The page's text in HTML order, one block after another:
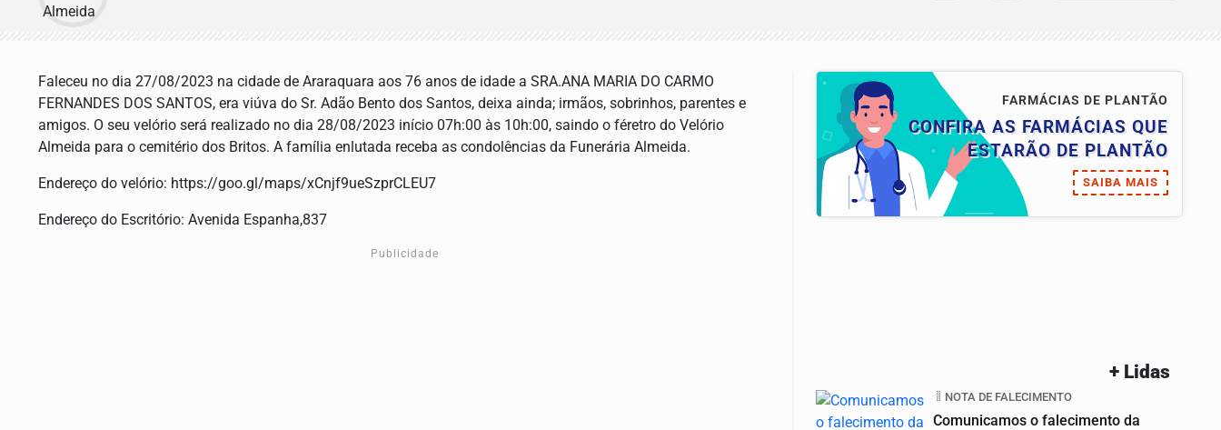
Faleceu no dia 27/08/2023 na cidade de Araraquara aos 76 anos de idade a SRA.ANA MARIA DO CARMO
FERNANDES DOS SANTOS, era viúva do Sr. Adão Bento dos Santos, deixa ainda; irmãos, sobrinhos, parentes e
amigos. O seu velório será realizado no dia 28/08/2023 início 07h:00 às 10h:00, saindo o féretro do Velório
Almeida para o cemitério dos Britos. A família enlutada receba as condolências da Funerária Almeida.
Endereço do velório: https://goo.gl/maps/xCnjf9ueSzprCLEU7
Endereço do Escritório: Avenida Espanha,837
Publicidade
FARMÁCIAS DE PLANTÃO
CONFIRA AS FARMÁCIAS QUE
ESTARÃO DE PLANTÃO
SAIBA MAIS
+ Lidas
NOTA DE FALECIMENTO
Comunicamos o falecimento da